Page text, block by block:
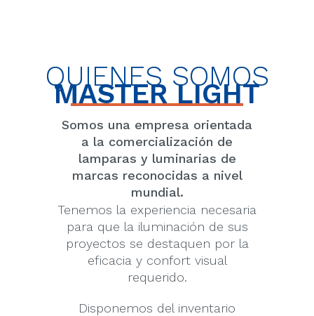
QUIENES SOMOS
MASTER LIGHT
Somos una empresa orientada
a la comercialización de
lamparas y luminarias de
marcas reconocidas a nivel
mundial.
Tenemos la experiencia necesaria
para que la iluminación de sus
proyectos se destaquen por la
eficacia y confort visual
requerido.
Disponemos del inventario